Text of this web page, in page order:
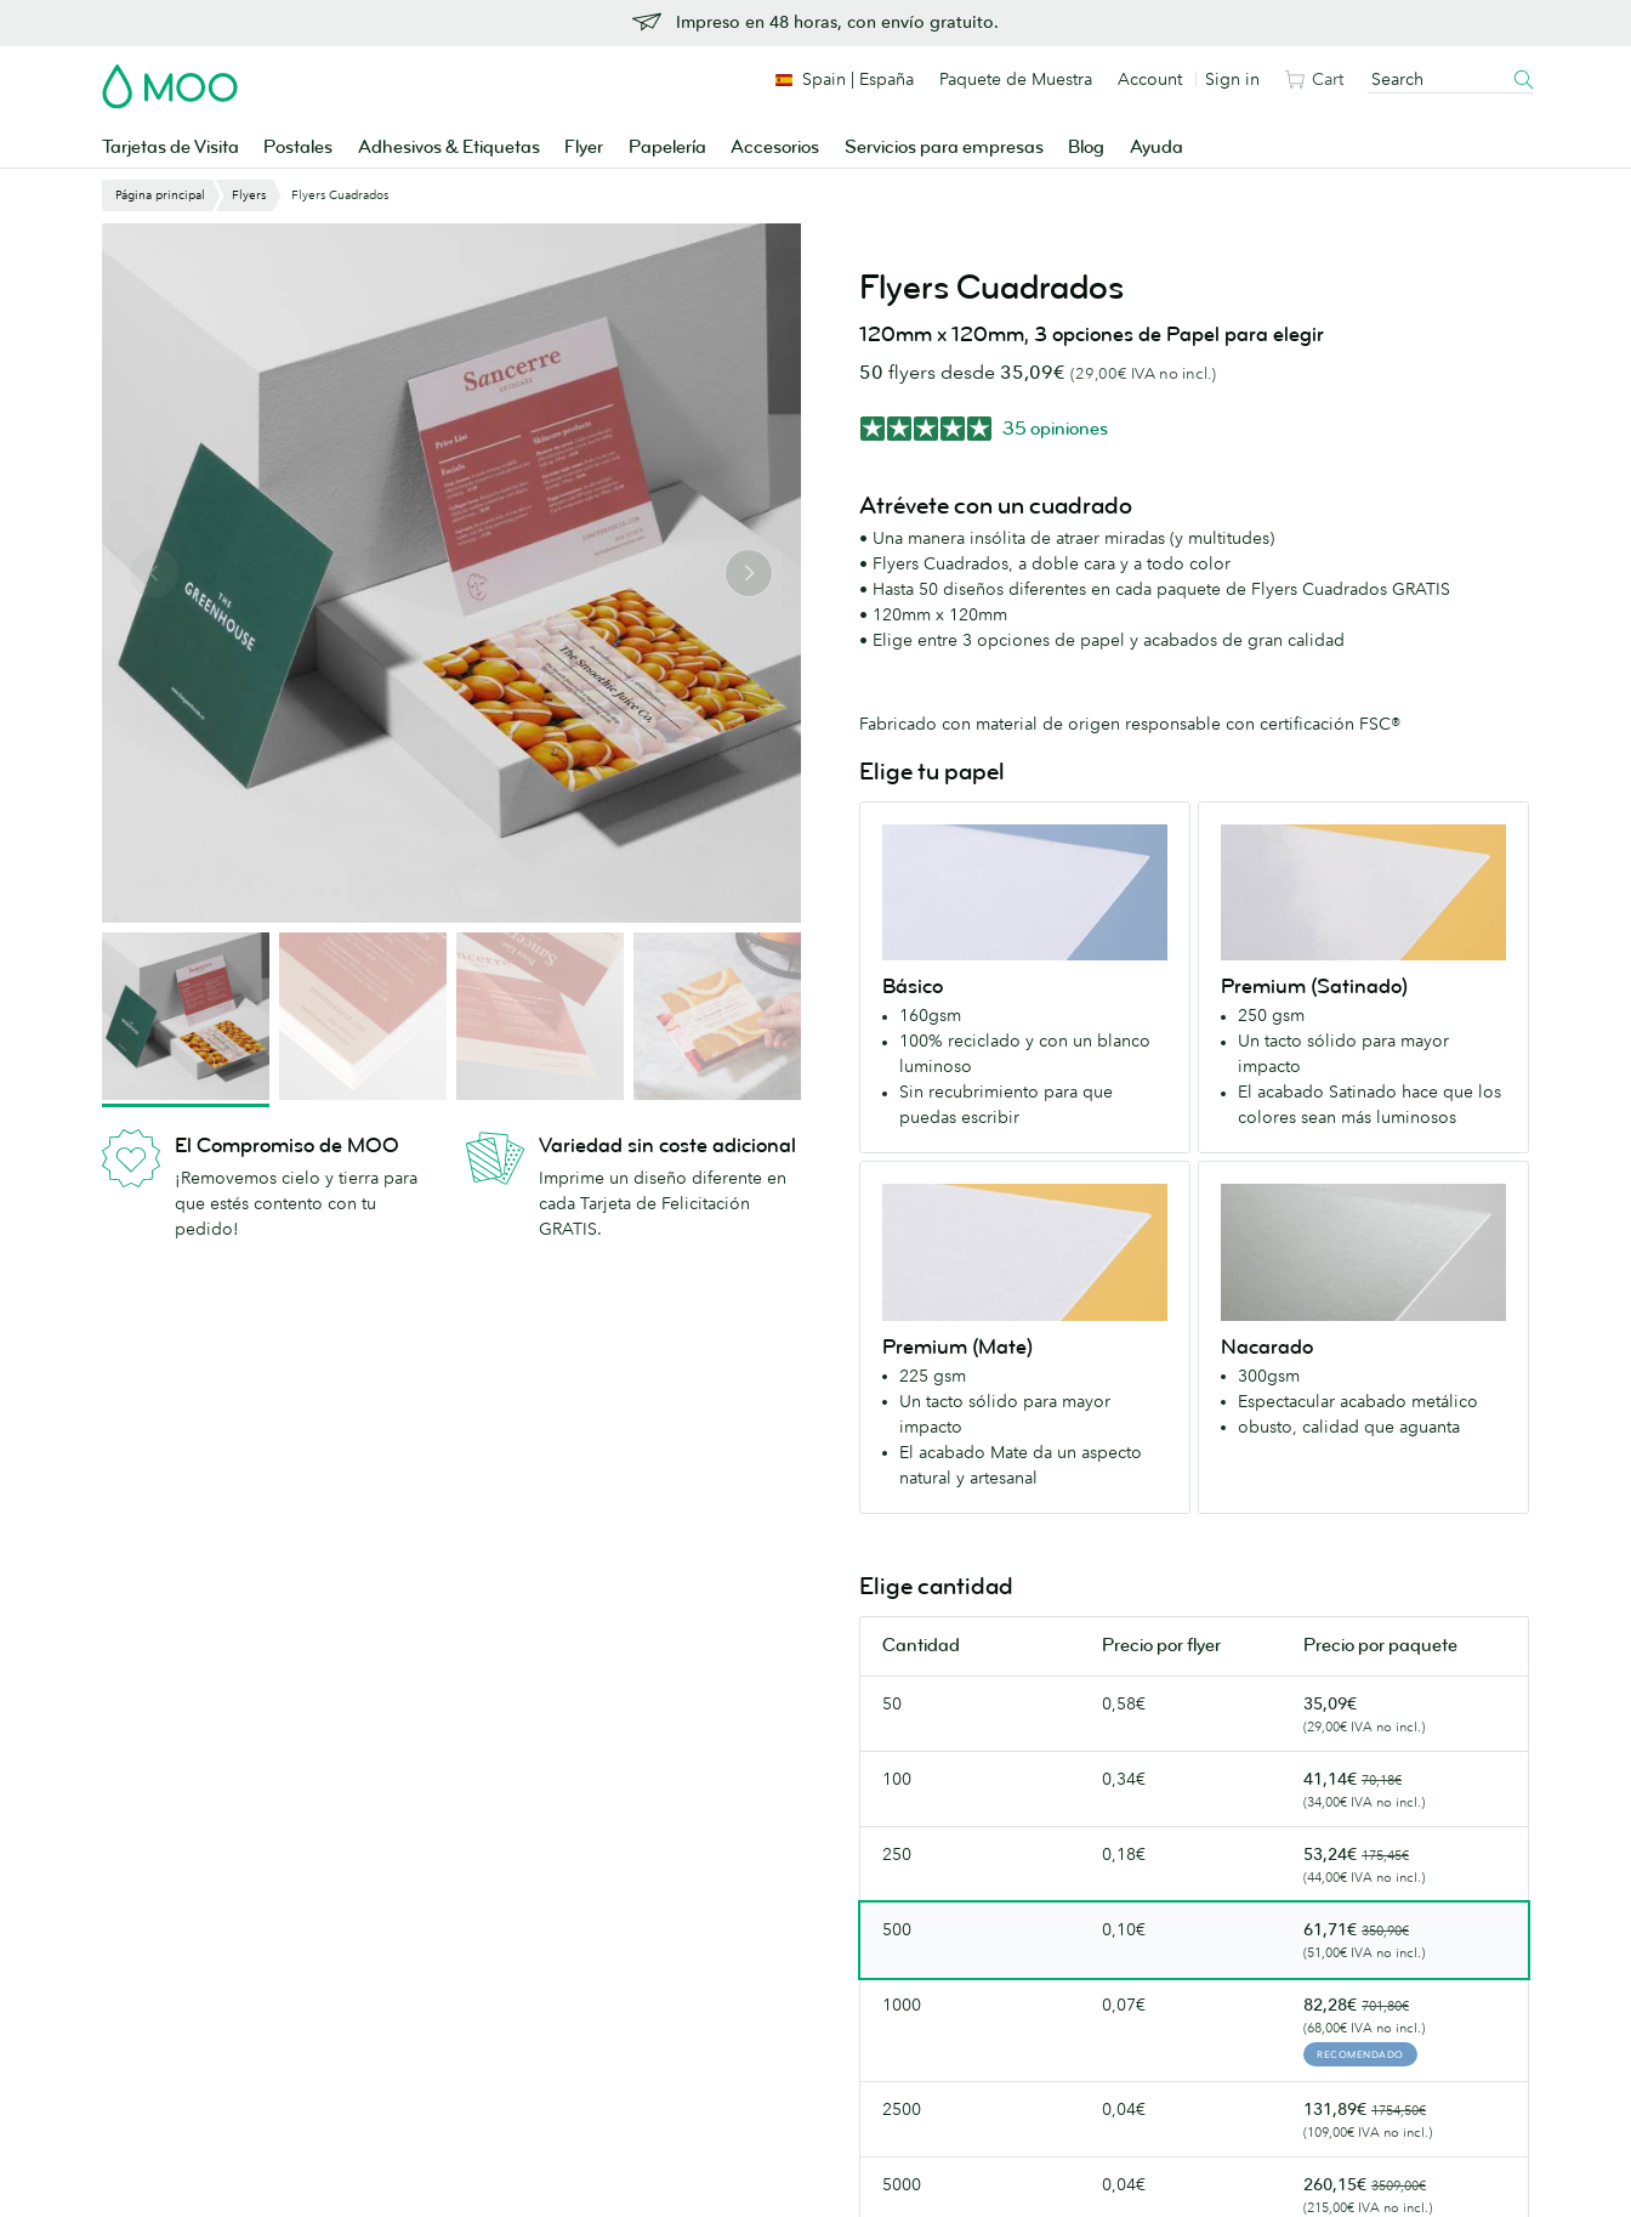
Impreso en 48 horas, con envío gratuito.
MOO
Tarjetas de Visita Postales Adhesivos & Etiquetas Flyer Papelería Accesorios Servicios para empresas Blog Ayuda
Spain | España Paquete de Muestra Account Sign in Cart
Página principal Flyers Flyers Cuadrados
El Compromiso de MOO
¡Removemos cielo y tierra para
que estés contento con tu
pedido!
Variedad sin coste adicional
Imprime un diseño diferente en
cada Tarjeta de Felicitación
GRATIS.
Flyers Cuadrados
120mm x 120mm, 3 opciones de Papel para elegir
50 flyers desde 35,09€ (29,00€ IVA no incl.)
35 opiniones
Atrévete con un cuadrado
• Una manera insólita de atraer miradas (y multitudes)
• Flyers Cuadrados, a doble cara y a todo color
• Hasta 50 diseños diferentes en cada paquete de Flyers Cuadrados GRATIS
• 120mm x 120mm
• Elige entre 3 opciones de papel y acabados de gran calidad
Fabricado con material de origen responsable con certificación FSC®
Elige tu papel
Básico
160gsm
100% reciclado y con un blanco
luminoso
Sin recubrimiento para que
puedas escribir
con
blanco
luminoso.
laminado
que
Premium (Satinado)
250 gsm
Un tacto sólido para mayor
impacto
El acabado Satinado hace que los
colores sean más luminosos
con
acabado
Satinado
ambas
Colores
moderna.
Premium (Mate)
225 gsm
Un tacto sólido para mayor
impacto
El acabado Mate da un aspecto
natural y artesanal
con
acabado
Mate
ambas
naturales
con
aspecto
artesanal.
Nacarado
300gsm
Espectacular acabado metálico
obusto, calidad que aguanta
llamativo
acabado
metálico
que
más
lujosos.
Elige cantidad
Cantidad Precio porflyer Precio por paquete
50 0,58€ 35,09€
(29,00€ IVA no incl.)
100 0,34€ 41,14€ 70,18€
(34,00€ IVA no incl.)
250 0,18€ 53,24€ 175,45€
(44,00€ IVA no incl.)
500 0,10€ 61,71€ 350,90€
(51,00€ IVA no incl.)
1000 0,07€ 82,28€ 701,80€
(68,00€ IVA no incl.)
RECOMENDADO
2500 0,04€ 131,89€ 1754,50€
(109,00€ IVA no incl.)
5000 0,04€ 260,15€ 3509,00€
(215,00€ IVA no incl.)